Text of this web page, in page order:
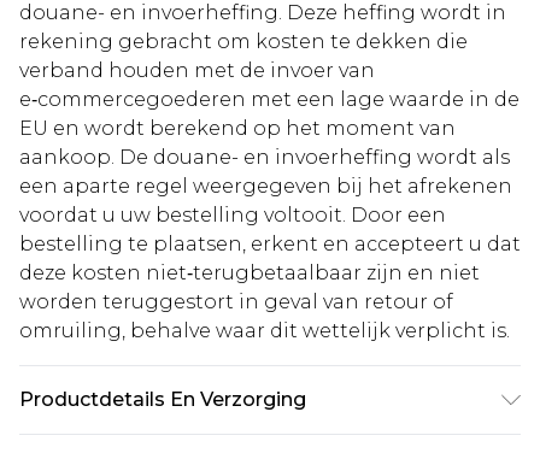
douane- en invoerheffing. Deze heffing wordt in
rekening gebracht om kosten te dekken die
verband houden met de invoer van
e‑commercegoederen met een lage waarde in de
EU en wordt berekend op het moment van
aankoop. De douane- en invoerheffing wordt als
een aparte regel weergegeven bij het afrekenen
voordat u uw bestelling voltooit. Door een
bestelling te plaatsen, erkent en accepteert u dat
deze kosten niet‑terugbetaalbaar zijn en niet
worden teruggestort in geval van retour of
omruiling, behalve waar dit wettelijk verplicht is.
Productdetails En Verzorging